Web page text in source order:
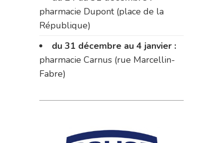
pharmacie Dupont (place de la
République)
du 31 décembre au 4 janvier :
pharmacie Carnus (rue Marcellin-
Fabre)